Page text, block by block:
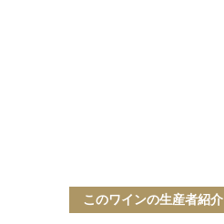
このワインの生産者紹介